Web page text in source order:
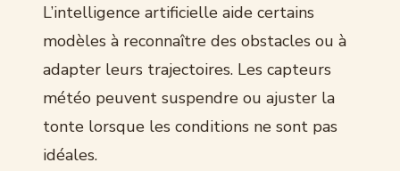
L’intelligence artificielle aide certains
modèles à reconnaître des obstacles ou à
adapter leurs trajectoires. Les capteurs
météo peuvent suspendre ou ajuster la
tonte lorsque les conditions ne sont pas
idéales.